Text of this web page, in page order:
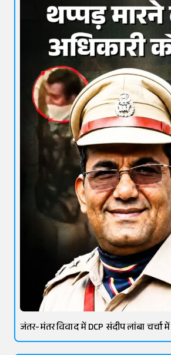
जंतर-मंतर विवाद में DCP संदीप लांबा चर्चा में